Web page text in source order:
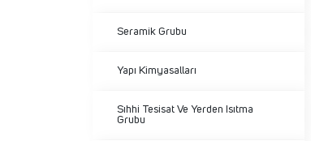
Seramik Grubu
Yapı Kimyasalları
Sıhhi Tesisat Ve Yerden Isıtma
Grubu